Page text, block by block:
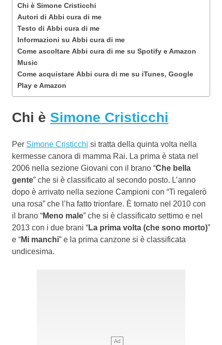
Chi è Simone Cristicchi
Autori di Abbi cura di me
Testo di Abbi cura di me
Informazioni su Abbi cura di me
Come ascoltare Abbi cura di me su Spotify e Amazon
Music
Come acquistare Abbi cura di me su iTunes, Google
Play e Amazon
Chi è Simone Cristicchi
Per Simone Cristicchi si tratta della quinta volta nella
kermesse canora di mamma Rai. La prima è stata nel
2006 nella sezione Giovani con il brano “Che bella
gente” che si è classificato al secondo posto. L’anno
dopo è arrivato nella sezione Campioni con “Ti regalerò
una rosa” che l’ha fatto trionfare. È tornato nel 2010 con
il brano “Meno male” che si è classificato settimo e nel
2013 con i due brani “La prima volta (che sono morto)”
e “Mi manchi” e la prima canzone si è classificata
undicesima.